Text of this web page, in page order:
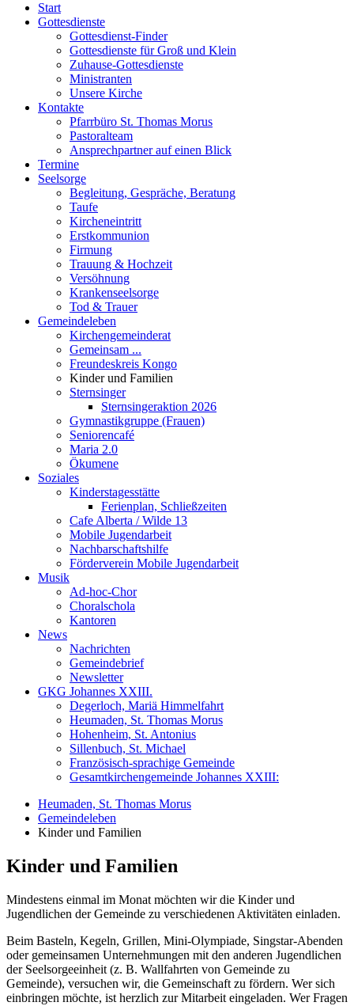
Start
Gottesdienste
Gottesdienst-Finder
Gottesdienste für Groß und Klein
Zuhause-Gottesdienste
Ministranten
Unsere Kirche
Kontakte
Pfarrbüro St. Thomas Morus
Pastoralteam
Ansprechpartner auf einen Blick
Termine
Seelsorge
Begleitung, Gespräche, Beratung
Taufe
Kircheneintritt
Erstkommunion
Firmung
Trauung & Hochzeit
Versöhnung
Krankenseelsorge
Tod & Trauer
Gemeindeleben
Kirchengemeinderat
Gemeinsam ...
Freundeskreis Kongo
Kinder und Familien
Sternsinger
Sternsingeraktion 2026
Gymnastikgruppe (Frauen)
Seniorencafé
Maria 2.0
Ökumene
Soziales
Kinderstagesstätte
Ferienplan, Schließzeiten
Cafe Alberta / Wilde 13
Mobile Jugendarbeit
Nachbarschaftshilfe
Förderverein Mobile Jugendarbeit
Musik
Ad-hoc-Chor
Choralschola
Kantoren
News
Nachrichten
Gemeindebrief
Newsletter
GKG Johannes XXIII.
Degerloch, Mariä Himmelfahrt
Heumaden, St. Thomas Morus
Hohenheim, St. Antonius
Sillenbuch, St. Michael
Französisch-sprachige Gemeinde
Gesamtkirchengemeinde Johannes XXIII:
Heumaden, St. Thomas Morus
Gemeindeleben
Kinder und Familien
Kinder und Familien
Mindestens einmal im Monat möchten wir die Kinder und
Jugendlichen der Gemeinde zu verschiedenen Aktivitäten einladen.
Beim Basteln, Kegeln, Grillen, Mini-Olympiade, Singstar-Abenden
oder gemeinsamen Unternehmungen mit den anderen Jugendlichen
der Seelsorgeeinheit (z. B. Wallfahrten von Gemeinde zu
Gemeinde), versuchen wir, die Gemeinschaft zu fördern. Wer sich
einbringen möchte, ist herzlich zur Mitarbeit eingeladen. Wer Fragen